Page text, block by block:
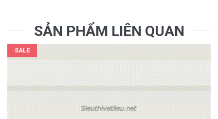
SẢN PHẨM LIÊN QUAN
SALE